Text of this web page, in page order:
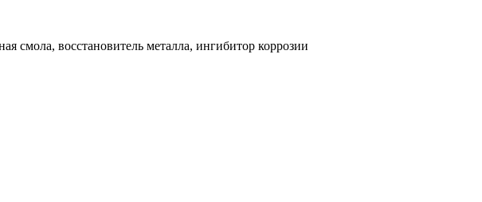
смола, восстановитель металла, ингибитор коррозии